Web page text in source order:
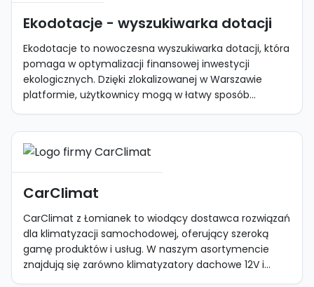
Ekodotacje - wyszukiwarka dotacji
Ekodotacje to nowoczesna wyszukiwarka dotacji, która
pomaga w optymalizacji finansowej inwestycji
ekologicznych. Dzięki zlokalizowanej w Warszawie
platformie, użytkownicy mogą w łatwy sposób...
CarClimat
CarClimat z Łomianek to wiodący dostawca rozwiązań
dla klimatyzacji samochodowej, oferujący szeroką
gamę produktów i usług. W naszym asortymencie
znajdują się zarówno klimatyzatory dachowe 12V i...